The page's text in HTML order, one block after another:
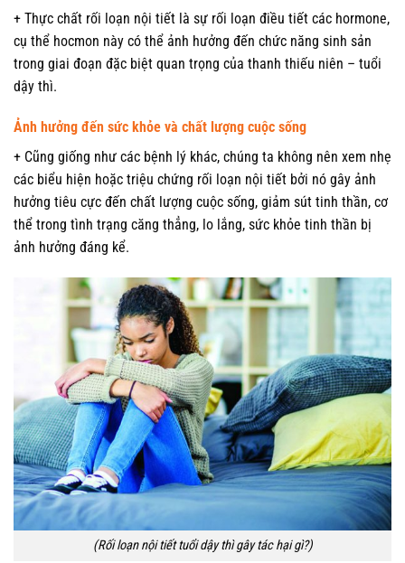
+ Thực chất rối loạn nội tiết là sự rối loạn điều tiết các hormone,
cụ thể hocmon này có thể ảnh hưởng đến chức năng sinh sản
trong giai đoạn đặc biệt quan trọng của thanh thiếu niên – tuổi
dậy thì.
Ảnh hưởng đến sức khỏe và chất lượng cuộc sống
+ Cũng giống như các bệnh lý khác, chúng ta không nên xem nhẹ
các biểu hiện hoặc triệu chứng rối loạn nội tiết bởi nó gây ảnh
hưởng tiêu cực đến chất lượng cuộc sống, giảm sút tinh thần, cơ
thể trong tình trạng căng thẳng, lo lắng, sức khỏe tinh thần bị
ảnh hưởng đáng kể.
(Rối loạn nội tiết tuổi dậy thì gây tác hại gì?)